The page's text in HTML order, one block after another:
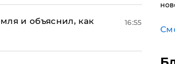
и объяснил, как
16:55